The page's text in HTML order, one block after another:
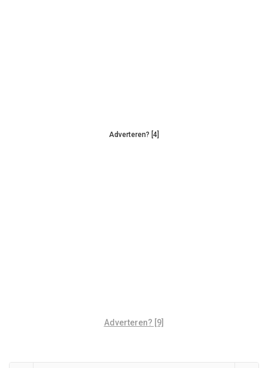
Adverteren? [4]
Adverteren? [9]